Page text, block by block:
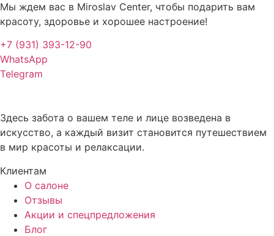
Мы ждем вас в Miroslav Сenter, чтобы подарить вам
красоту, здоровье и хорошее настроение!
+7 (931) 393-12-90
WhatsApp
Telegram
Здесь забота о вашем теле и лице возведена в
искусство, а каждый визит становится путешествием
в мир красоты и релаксации.
Клиентам
О салоне
Отзывы
Акции и спецпредложения
Блог